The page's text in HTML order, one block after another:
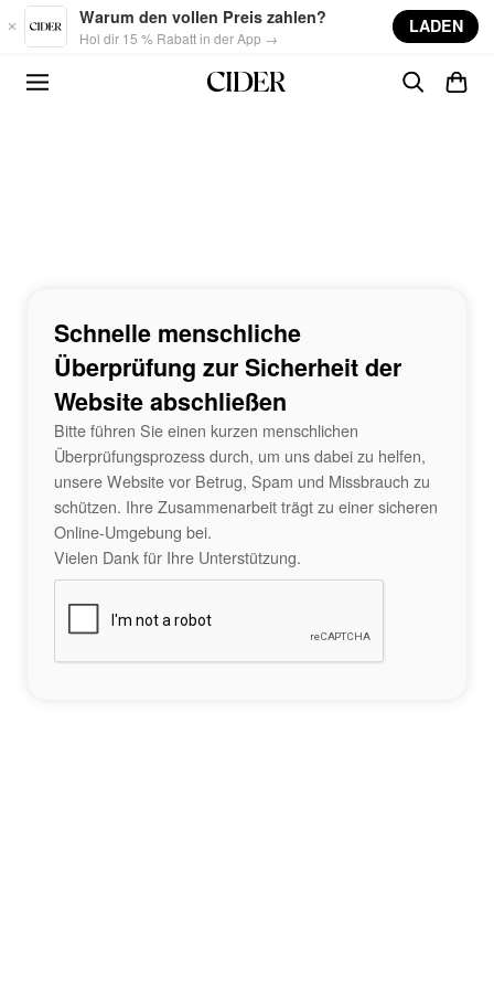
Skip to main content
Warum den vollen Preis zahlen?
Hol dir 15 % Rabatt in der App →
LADEN
Schnelle menschliche
Überprüfung zur Sicherheit der
Website abschließen
Bitte führen Sie einen kurzen menschlichen
Überprüfungsprozess durch, um uns dabei zu helfen,
unsere Website vor Betrug, Spam und Missbrauch zu
schützen. Ihre Zusammenarbeit trägt zu einer sicheren
Online-Umgebung bei.
Vielen Dank für Ihre Unterstützung.